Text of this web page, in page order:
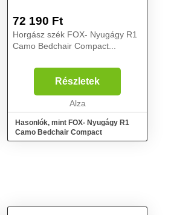
72 190 Ft
Horgász szék FOX- Nyugágy R1
Camo Bedchair Compact...
Részletek
Alza
Hasonlók, mint FOX- Nyugágy R1
Camo Bedchair Compact